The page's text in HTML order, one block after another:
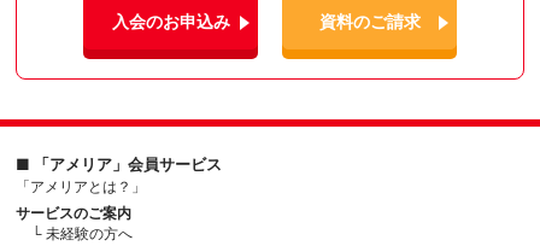
入会のお申込み 資料のご請求
■ 「アメリア」会員サービス
「アメリアとは？」
サービスのご案内
└ 未経験の方へ